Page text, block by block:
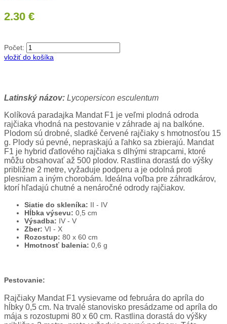
2.30 €
Počet:
vložiť do košíka
Latinský názov: Lycopersicon esculentum
Kolíková paradajka Mandat F1 je veľmi plodná odroda
rajčiaka vhodná na pestovanie v záhrade aj na balkóne.
Plodom sú drobné, sladké červené rajčiaky s hmotnosťou 15
g. Plody sú pevné, nepraskajú a ľahko sa zbierajú. Mandat
F1 je hybrid ďatlového rajčiaka s dlhými strapcami, ktoré
môžu obsahovať až 500 plodov. Rastlina dorastá do výšky
približne 2 metre, vyžaduje podperu a je odolná proti
plesniam a iným chorobám. Ideálna voľba pre záhradkárov,
ktorí hľadajú chutné a nenáročné odrody rajčiakov.
Siatie do skleníka: II - IV
Hĺbka výsevu: 0,5 cm
Výsadba: IV - V
Zber: VI - X
Rozostup: 80 x 60 cm
Hmotnosť balenia: 0,6 g
Pestovanie:
Rajčiaky Mandat F1 vysievame od februára do apríla do
hĺbky 0,5 cm. Na trvalé stanovisko presádzame od apríla do
mája s rozostupmi 80 x 60 cm. Rastlina dorastá do výšky